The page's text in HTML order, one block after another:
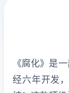
《腐化》是
经六年开发